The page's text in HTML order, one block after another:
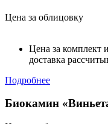
Цена за облицовку
Цена за комплект
доставка
Подробнее
Биокамин